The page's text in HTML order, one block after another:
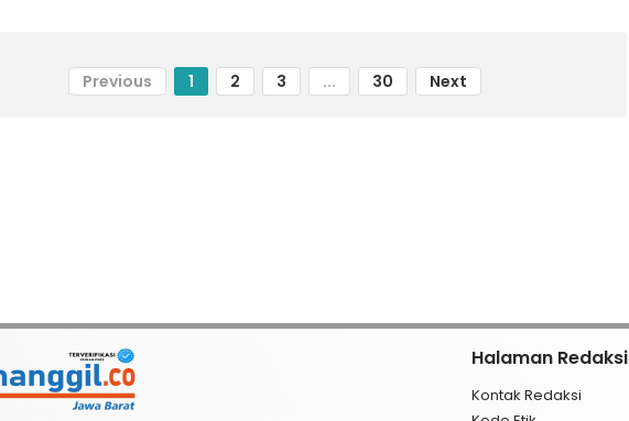
Previous 1 2 3 ... 30 Next
Halaman Redaksi
Kontak Redaksi